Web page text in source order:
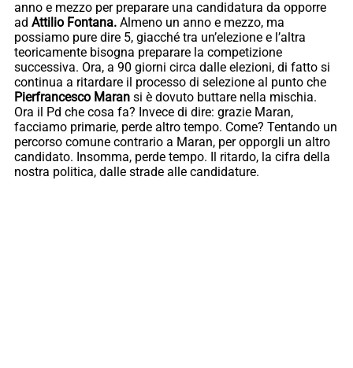
anno e mezzo per preparare una candidatura da opporre
ad Attilio Fontana. Almeno un anno e mezzo, ma
possiamo pure dire 5, giacché tra un’elezione e l’altra
teoricamente bisogna preparare la competizione
successiva. Ora, a 90 giorni circa dalle elezioni, di fatto si
continua a ritardare il processo di selezione al punto che
Pierfrancesco Maran si è dovuto buttare nella mischia.
Ora il Pd che cosa fa? Invece di dire: grazie Maran,
facciamo primarie, perde altro tempo. Come? Tentando un
percorso comune contrario a Maran, per opporgli un altro
candidato. Insomma, perde tempo. Il ritardo, la cifra della
nostra politica, dalle strade alle candidature.